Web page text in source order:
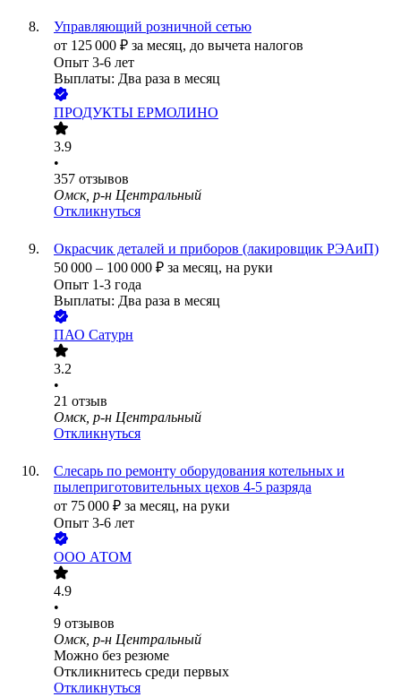
Управляющий розничной сетью
от 125 000 ₽ за месяц, до вычета налогов
Опыт 3-6 лет
Выплаты: Два раза в месяц
ПРОДУКТЫ ЕРМОЛИНО
3.9
•
357 отзывов
Омск, р-н Центральный
Откликнуться
Окрасчик деталей и приборов (лакировщик РЭАиП)
50 000 – 100 000 ₽ за месяц, на руки
Опыт 1-3 года
Выплаты: Два раза в месяц
ПАО Сатурн
3.2
•
21 отзыв
Омск, р-н Центральный
Откликнуться
Слесарь по ремонту оборудования котельных и
пылеприготовительных цехов 4-5 разряда
от 75 000 ₽ за месяц, на руки
Опыт 3-6 лет
ООО АТОМ
4.9
•
9 отзывов
Омск, р-н Центральный
Можно без резюме
Откликнитесь среди первых
Откликнуться